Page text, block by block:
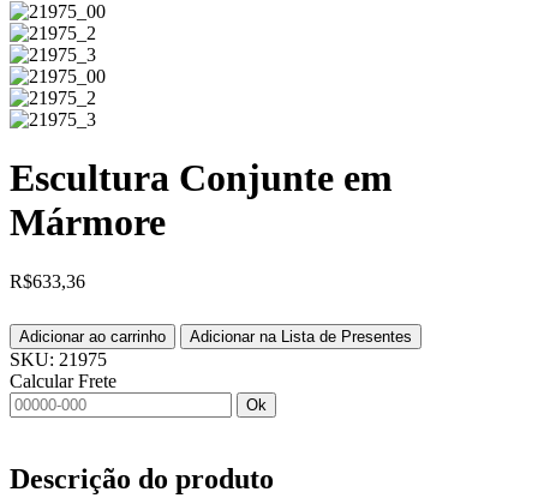
Escultura Conjunte em
Mármore
R$633,36
Adicionar ao carrinho Adicionar na Lista de Presentes
SKU: 21975
Calcular Frete
Ok
Descrição do produto